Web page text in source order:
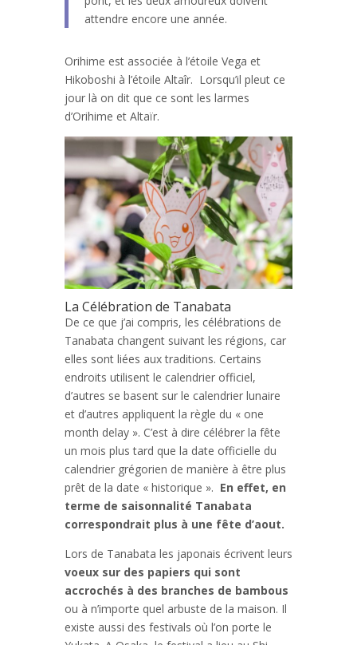
attendre encore une année.
Orihime est associée à l’étoile Vega et
Hikoboshi à l’étoile Altaîr. Lorsqu’il pleut ce
jour là on dit que ce sont les larmes
d’Orihime et Altaïr.
La Célébration de Tanabata
De ce que j’ai compris, les célébrations de
Tanabata changent suivant les régions, car
elles sont liées aux traditions. Certains
endroits utilisent le calendrier officiel,
d’autres se basent sur le calendrier lunaire
et d’autres appliquent la règle du « one
month delay ». C’est à dire célébrer la fête
un mois plus tard que la date officielle du
calendrier grégorien de manière à être plus
prêt de la date « historique ». En effet, en
terme de saisonnalité Tanabata
correspondrait plus à une fête d’aout.
Lors de Tanabata les japonais écrivent leurs
voeux sur des papiers qui sont
accrochés à des branches de bambous
ou à n’importe quel arbuste de la maison. Il
existe aussi des festivals où l’on porte le